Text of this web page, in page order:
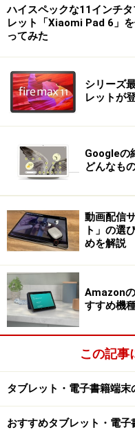
米Amazonが2011年11月
搭載のAndroidタブレット
タブレット・電
イントは、
ディスプレイと
電子書籍端末の表示デ
ー（電子インクディス
イ」に分かれる。いわ
晶ディスプレイだ。
電子ペーパーはモノク
晶と違って視認性は紙
いだけでなく、明るい
ハイスペックな11インチタ
レット「Xiaomi Pad 6」
ってみた
シリーズ
レットが
Googleの
どんなも
動画配信
ト」の選
めを解説
Amazon
すすめ機
この記事
タブレット・電子書籍端末
おすすめタブレット・電子